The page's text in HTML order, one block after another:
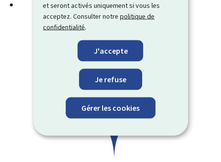
et seront activés uniquement si vous les
acceptez. Consulter notrepolitique de
confidentialité.
J'accepte
Je refuse
Gérer les cookies